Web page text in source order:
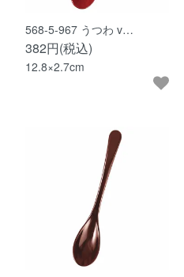
568-5-967 うつわ v…
382円(税込)
12.8×2.7cm